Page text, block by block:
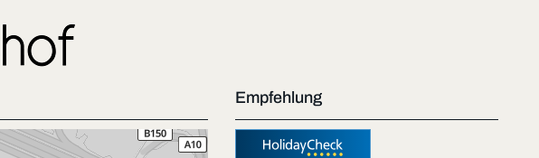
Empfehlung